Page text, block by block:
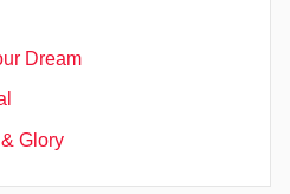
Dream
Glory